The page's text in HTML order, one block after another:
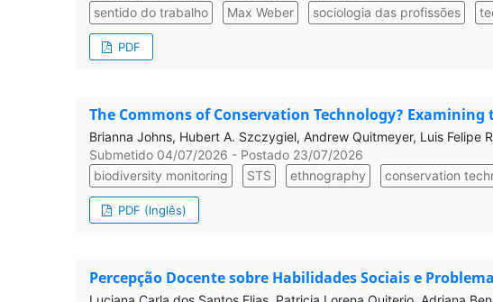
sentido do trabalho
Max Weber sociologia das profissões
PDF
The Commons of Conservation Technology?
Brianna Johns, Hubert A. Szczygiel, Andrew Quitmeyer, Luis Felipe
Submetido 04/07/2026 - Postado 23/07/2026
biodiversity monitoring
STS ethnography conservation
PDF (Inglês)
Percepção Docente sobre Habilidades Sociais e